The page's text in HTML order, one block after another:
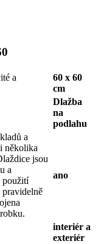
a
60 x 60
cm
Dlažba
na
podlahu
a
několika
jsou
a
použití
pravidelně
ano
interiér a
exteriér